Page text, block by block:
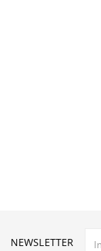
NEWSLETTER